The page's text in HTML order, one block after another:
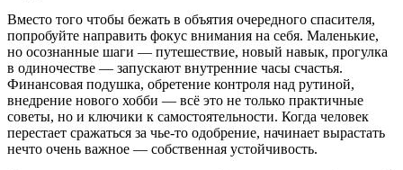
Вместо того чтобы бежать в объятия очередного спасителя,
попробуйте направить фокус внимания на себя. Маленькие,
но осознанные шаги — путешествие, новый навык, прогулка
в одиночестве — запускают внутренние часы счастья.
Финансовая подушка, обретение контроля над рутиной,
внедрение нового хобби — всё это не только практичные
советы, но и ключики к самостоятельности. Когда человек
перестает сражаться за чье-то одобрение, начинает вырастать
нечто очень важное — собственная устойчивость.